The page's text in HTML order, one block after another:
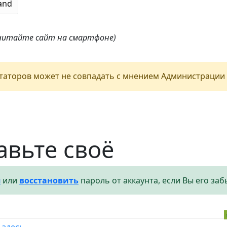
сайт на смартфоне)
может не совпадать с мнением Администрации
своё
или восстановить пароль от аккаунта, если Вы его